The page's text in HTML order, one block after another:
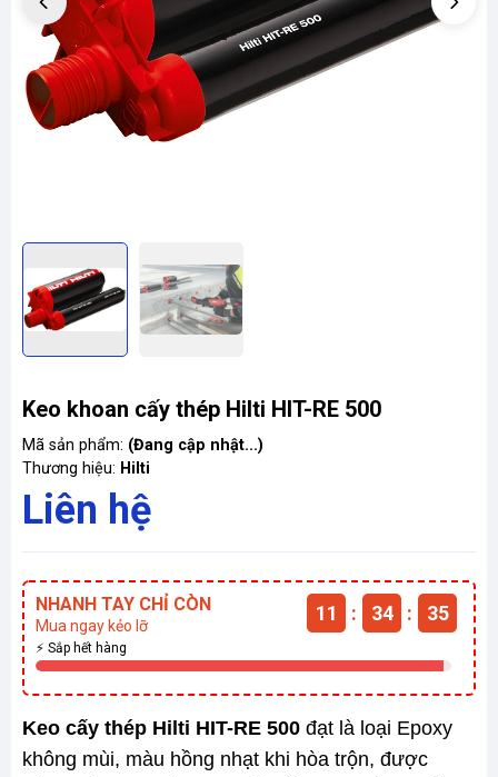
Keo khoan cấy thép Hilti HIT-RE 500
Mã sản phẩm: (Đang cập nhật...)
Thương hiệu: Hilti
Liên hệ
NHANH TAY CHỈ CÒN
Mua ngay kẻo lỡ
11 : 34 : 35
⚡ Sắp hết hàng
Keo cấy thép Hilti HIT-RE 500 đạt là loại Epoxy
không mùi, màu hồng nhạt khi hòa trộn, được